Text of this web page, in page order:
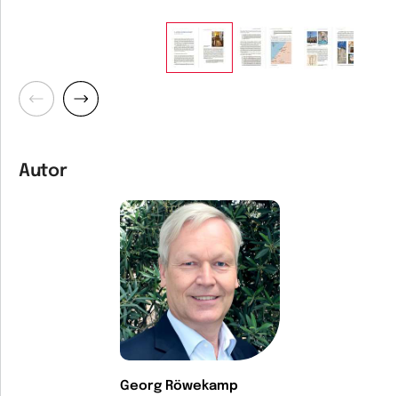
Autor
Georg Röwekamp